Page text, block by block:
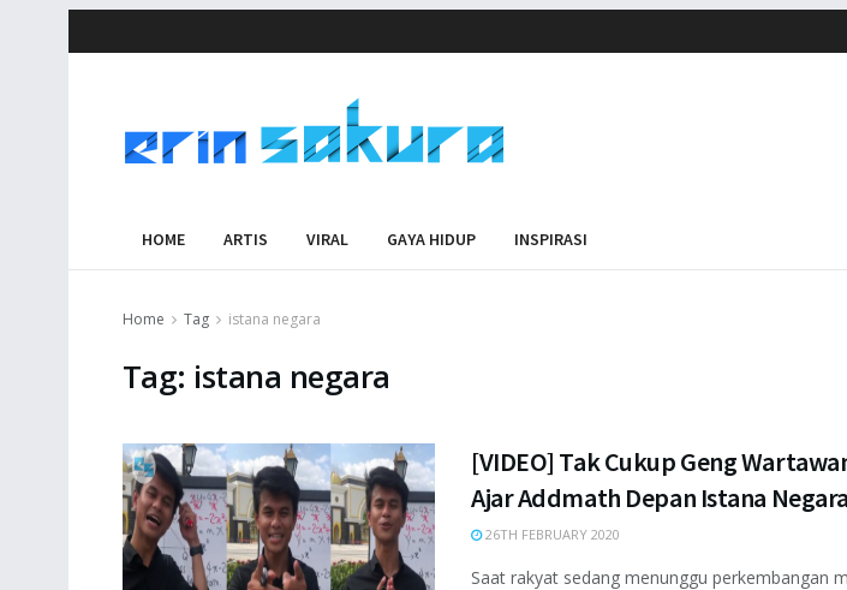
HOME ARTIS VIRAL GAYA HIDUP INSPIRASI
Home Tag istana negara
Tag: istana negara
[VIDEO] Tak Cukup Geng
Ajar Addmath Depan Istana Negara
26TH FEBRUARY 2020
Saat rakyat sedang menunggu perkembangan